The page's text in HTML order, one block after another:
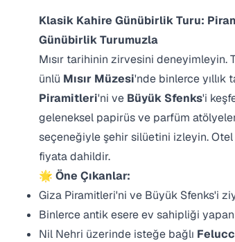
Klasik Kahire Günübirlik Turu:
Günübirlik Turumuzla
Mısır tarihinin zirvesini
ünlü Mısır Müzesi'nde binlerce yıllık
Piramitleri'ni ve Büyük Sfenks'i
geleneksel papirüs ve parfüm
seçeneğiyle şehir silüetini izleyin.
fiyata dahildir.
🌟 Öne Çıkanlar:
Giza Piramitleri'ni ve Büyük Sfenks'i
Binlerce antik esere ev sahipliği
Nil Nehri üzerinde isteğe bağlı